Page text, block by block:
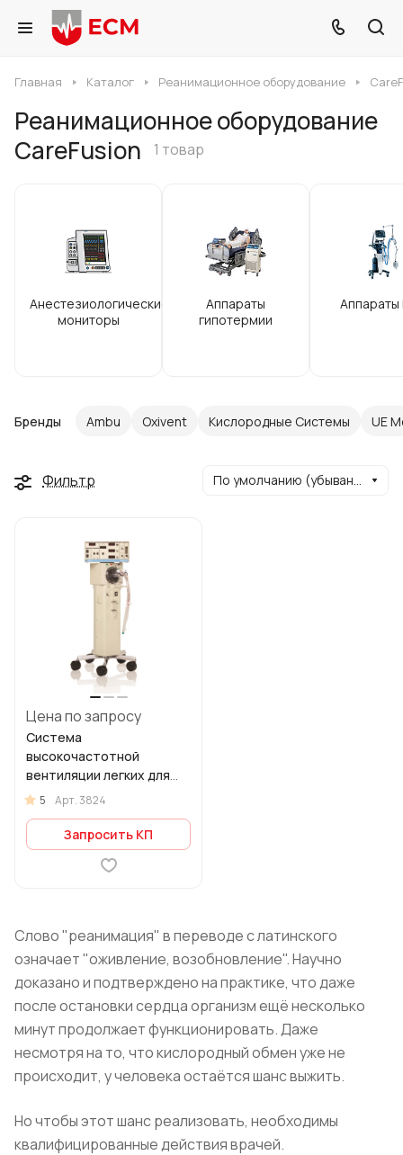
Главная Каталог Реанимационное оборудование
Реанимационное оборудование
CareFusion
1 товар
Анестезиологические
мониторы
Аппараты
гипотермии
Бренды Ambu Oxivent Кислородные Системы UE
Фильтр По умолчанию (убывание)
Цена по запросу
Система
высокочастотной
вентиляции легких для
взрослых 3100В
5 Арт.3824
Запросить КП
Слово "реанимация" в переводе с латинского
означает "оживление, возобновление". Научно
доказано и подтверждено на практике, что даже
после остановки сердца организм ещё несколько
минут продолжает функционировать. Даже
несмотря на то, что кислородный обмен уже не
происходит, у человека остаётся шанс выжить.
Но чтобы этот шанс реализовать, необходимы
квалифицированные действия врачей.